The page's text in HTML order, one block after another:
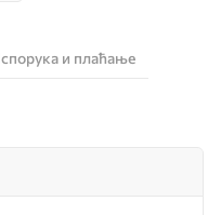
и плаћање